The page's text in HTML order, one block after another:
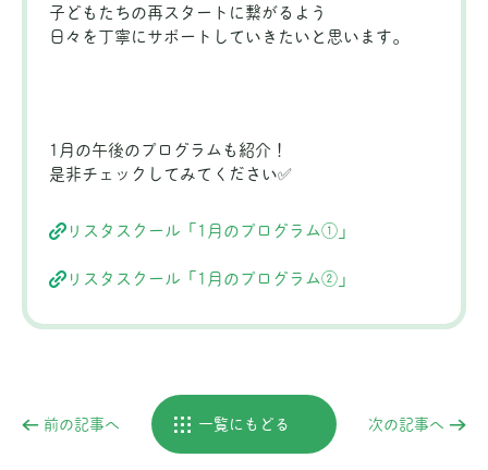
子どもたちの再スタートに繋がるよう
日々を丁寧にサポートしていきたいと思います。
1月の午後のプログラムも紹介！
是非チェックしてみてください✅
リスタスクール「1月のプログラム①」
リスタスクール「1月のプログラム②」
前の記事へ 一覧にもどる 次の記事へ